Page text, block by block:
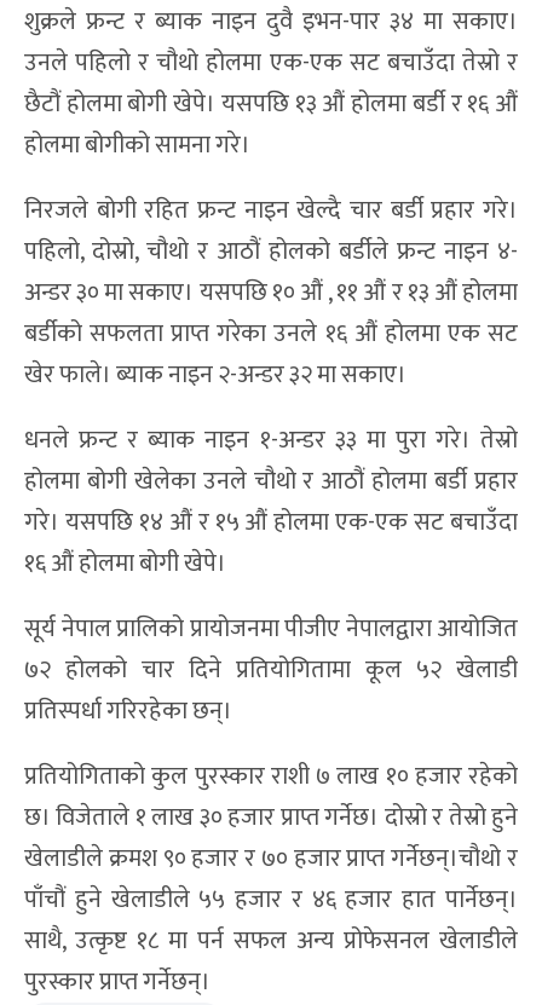
शुक्रले फ्रन्ट र ब्याक नाइन दुवै इभन-पार ३४ मा सकाए।
उनले पहिलो र चौथो होलमा एक-एक सट बचाउँदा तेस्रो र
छैटौं होलमा बोगी खेपे। यसपछि १३ औं होलमा बर्डी र १६ औं
होलमा बोगीको सामना गरे।
निरजले बोगी रहित फ्रन्ट नाइन खेल्दै चार बर्डी प्रहार गरे।
पहिलो, दोस्रो, चौथो र आठौं होलको बर्डीले फ्रन्ट नाइन ४-
अन्डर ३० मा सकाए। यसपछि १० औं , ११ औं र १३ औं होलमा
बर्डीको सफलता प्राप्त गरेका उनले १६ औं होलमा एक सट
खेर फाले। ब्याक नाइन २-अन्डर ३२ मा सकाए।
धनले फ्रन्ट र ब्याक नाइन १-अन्डर ३३ मा पुरा गरे। तेस्रो
होलमा बोगी खेलेका उनले चौथो र आठौं होलमा बर्डी प्रहार
गरे। यसपछि १४ औं र १५ औं होलमा एक-एक सट बचाउँदा
१६ औं होलमा बोगी खेपे।
सूर्य नेपाल प्रालिको प्रायोजनमा पीजीए नेपालद्वारा आयोजित
७२ होलको चार दिने प्रतियोगितामा कूल ५२ खेलाडी
प्रतिस्पर्धा गरिरहेका छन्।
प्रतियोगिताको कुल पुरस्कार राशी ७ लाख १० हजार रहेको
छ। विजेताले १ लाख ३० हजार प्राप्त गर्नेछ। दोस्रो र तेस्रो हुने
खेलाडीले क्रमश ९० हजार र ७० हजार प्राप्त गर्नेछन्।चौथो र
पाँचौं हुने खेलाडीले ५५ हजार र ४६ हजार हात पार्नेछन्।
साथै, उत्कृष्ट १८ मा पर्न सफल अन्य प्रोफेसनल खेलाडीले
पुरस्कार प्राप्त गर्नेछन्।